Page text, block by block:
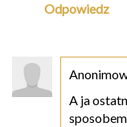
Odpowiedz
A ja